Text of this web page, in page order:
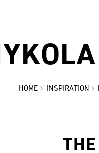
HOME INSPIRATION